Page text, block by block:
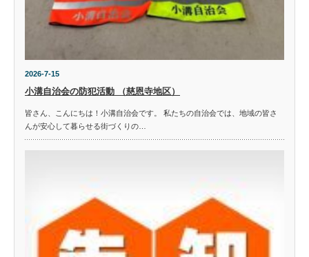
2026-7-15
小溝自治会の防犯活動 （慈恩寺地区）
皆さん、こんにちは！小溝自治会です。 私たちの自治会では、地域の皆さ
んが安心して暮らせる街づくりの…